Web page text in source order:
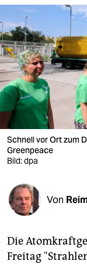
berlin
nord
wahrheit
verlag
verlag
veranstaltungen
shop
fragen & hilfe
unterstützen
genossenschaft
Schnell vor Ort zum
Greenpeace
Bild: dpa
Von
Die
Freitag